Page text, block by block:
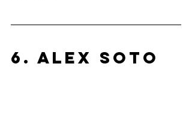
6. Alex Soto